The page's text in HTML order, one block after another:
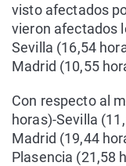
visto afectados
vieron afectados
Sevilla (16,54
Madrid (10,55
Con respecto al
horas)-Sevilla
Madrid (19,44
Plasencia (21,58